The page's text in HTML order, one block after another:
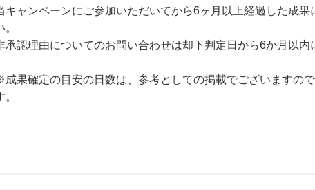
キャンペーンにご参加いただいてから6ヶ月以上経過した成
。
承認理由についてのお問い合わせは却下判定日から6か月以内
成果確定の目安の日数は、参考としての掲載でございますの
。